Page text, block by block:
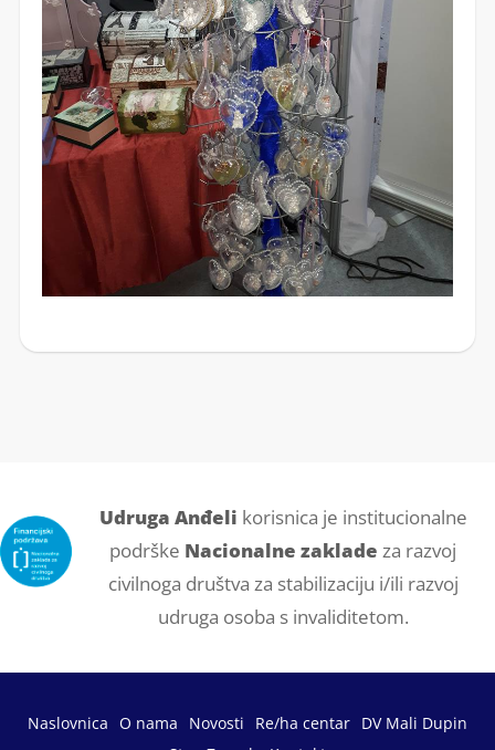
Udruga Anđeli korisnica je institucionalne
podrške Nacionalne zaklade za razvoj
civilnoga društva za stabilizaciju i/ili razvoj
udruga osoba s invaliditetom.
Naslovnica O nama Novosti Re/ha centar DV Mali Dupin